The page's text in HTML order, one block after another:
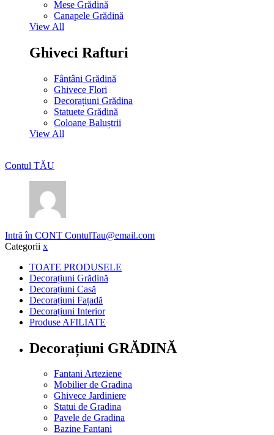
Mese Grădină
Canapele Grădină
View All
Ghiveci Rafturi
Fântâni Grădină
Ghivece Flori
Decorațiuni Grădina
Statuete Grădină
Coloane Baluștrii
View All
Contul TĂU
Intră în CONT ContulTau@email.com
Categorii x
TOATE PRODUSELE
Decorațiuni Grădină
Decorațiuni Casă
Decorațiuni Fațadă
Decorațiuni Interior
Produse AFILIATE
Decorațiuni GRĂDINĂ
Fantani Arteziene
Mobilier de Gradina
Ghivece Jardiniere
Statui de Gradina
Pavele de Gradina
Bazine Fantani